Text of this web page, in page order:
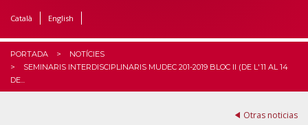
Català English
PORTADA
NOTÍCIES
SEMINARIS INTERDISCIPLINARIS MUDEC 201-2019 BLOC II (DE L'11 AL 14
DE...
Otras noticias